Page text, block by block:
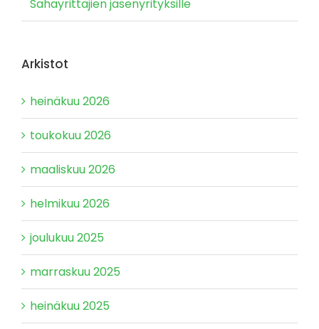
Sahayrittäjien jäsenyrityksille
Arkistot
heinäkuu 2026
toukokuu 2026
maaliskuu 2026
helmikuu 2026
joulukuu 2025
marraskuu 2025
heinäkuu 2025